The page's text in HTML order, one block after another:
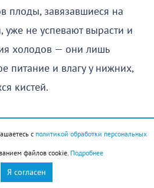
плоды, завязавшиеся на
уже не успевают вырасти и
холодов — они лишь
питание и влагу у нижних,
кистей.
верхушки):
(в зависимости от
кистью с завязями
с политикой обработки персональных
файлов cookie. Подробнее
Я согласен